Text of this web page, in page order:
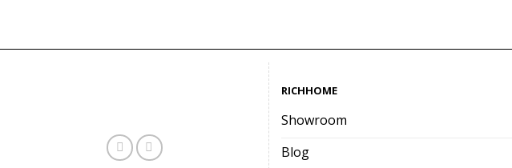
RICHHOME
Showroom
Blog